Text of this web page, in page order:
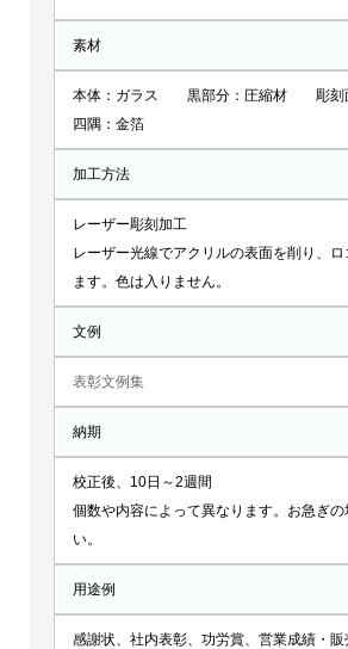
素材
本体：ガラス 黒部分：圧縮材 彫
四隅：金箔
加工方法
レーザー彫刻加工
レーザー光線でアクリルの表面を削り、
ます。色は入りません。
文例
表彰文例集
納期
校正後、10日～2週間
個数や内容によって異なります。お急ぎの
い。
用途例
感謝状、社内表彰、功労賞、営業成績・